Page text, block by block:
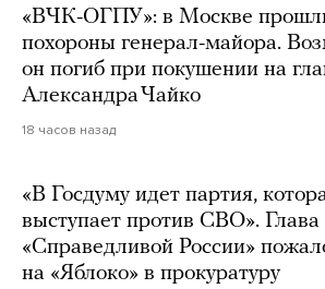
«ВЧК-ОГПУ»: в Москве
похороны генерал-майора.
он погиб при покушении на
Александра Чайко
18 часов назад
«В Госдуму идет партия,
выступает против СВО». Глава
«Справедливой России»
на «Яблоко» в прокуратуру